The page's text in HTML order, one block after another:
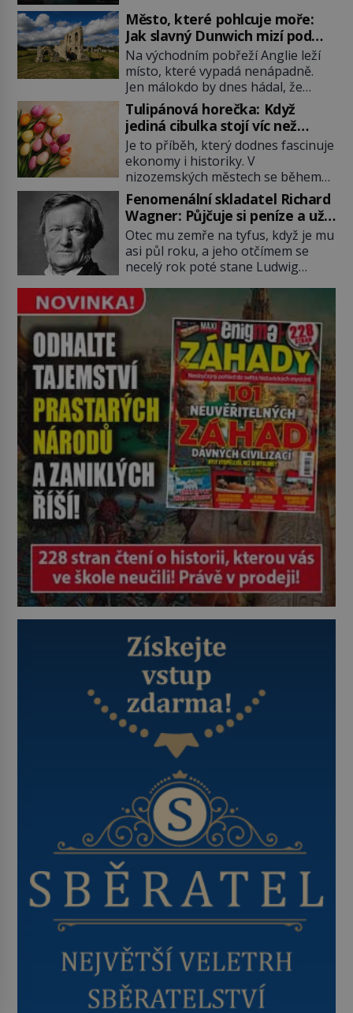
představit, jaká požární rizika
skrýval Istanbul časů minulých. Jak
čelilo město v minulosti potenciální
ohnivé katastrofě a proč jsou zde
stále tolik obávány měsíce
smaženého lilku? První hasičský
sbor se v Istanbulu objevuje v roce
1714 a […]
Město, které pohlcuje moře:
Jak slavný Dunwich mizí pod
hladinou
Na východním pobřeží Anglie leží
místo, které vypadá nenápadně.
Jen málokdo by dnes hádal, že
právě zde kdysi stojí jeden z
nejvýznamnějších anglických
přístavů. Středověký Dunwich
soupeří svým významem s
Londýnem, pyšní se kostely,
kláštery i rušnými tržišti. Pak se ale
příroda obrátí proti němu. Bouře,
mořská eroze a postupující pobřeží
během několika staletí pohltí […]
Tulipánová horečka: Když
jediná cibulka stojí víc než
honosný dům
Je to příběh, který dodnes fascinuje
ekonomy i historiky. V
nizozemských městech se během
několika měsíců obyčejná cibulka
tulipánu mění v jednu z nejdražších
věcí na trhu. Lidé uzavírají obchody
za částky, které odpovídají ceně
luxusních domů, věří v nekonečný
růst a bohatství na dosah ruky. Pak
ale přijde únor roku 1637 a sen o
[…]
Fenomenální skladatel Richard
Wagner: Půjčuje si peníze a už
je nevrací!
Otec mu zemře na tyfus, když je mu
asi půl roku, a jeho otčímem se
necelý rok poté stane Ludwig
mladší, než matka Richarda
Wagnera (1813–1883) a podle
nedochované korespondence je
docela dobře možné, že Geyer není
jen jeho otčím, ale rovnou otec.
Velký otazník také visí nad tím, […]